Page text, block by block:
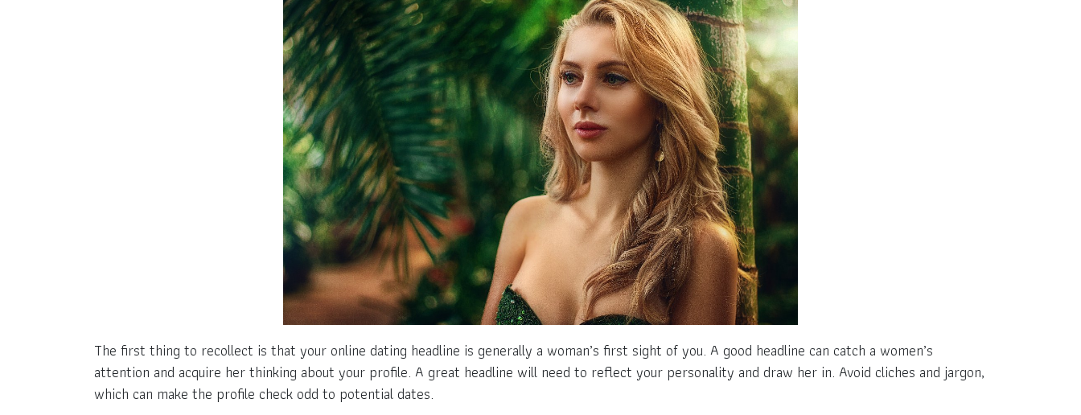
The first thing to recollect is that your online dating headline is generally a woman’s first sight of you. A good headline can catch a women’s
attention and acquire her thinking about your profile. A great headline will need to reflect your personality and draw her in. Avoid cliches and jargon,
which can make the profile check odd to potential dates.